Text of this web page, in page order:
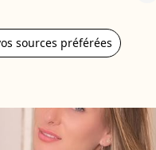
sources préférées